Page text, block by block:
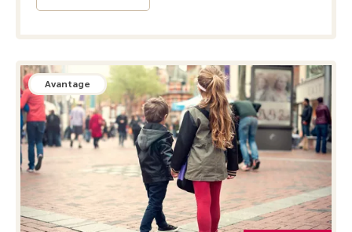
Avantage